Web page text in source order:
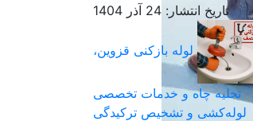
تاریخ انتشار: 24 آذر 1404
لوله بازکنی قزوین،
تخلیه چاه و خدمات تخصصی
لوله‌کشی و تشخیص ترکیدگی